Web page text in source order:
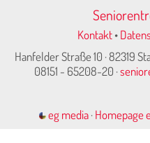
Kontakt•
Hanfelder Straße 10 · 82319
08151 - 65208-20 ·
eg media·Homepage